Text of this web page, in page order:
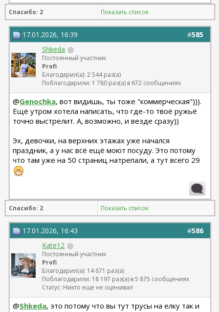
Спасибо: 2 Показать список
#585
17.01.2026, 16:39
Shkeda
Постоянный участник
Profi
Благодарил(а): 2 544 раз(а)
Поблагодарили: 1 780 раз(а) в 672 сообщениях
@Genochka, вот видишь, ты тоже "коммерческая"))).
Ещё утром хотела написать, что где-то твоё ружьё
точно выстрелит. А, возможно, и везде сразу))
Эх, девочки, на верхних этажах уже начался
праздник, а у нас всё ещё моют посуду. Это потому
что там уже на 50 страниц натрепали, а тут всего 29
Спасибо: 2 Показать список
#586
17.01.2026, 16:43
Kate12
Постоянный участник
Profi
Благодарил(а): 14 671 раз(а)
Поблагодарили: 18 197 раз(а) в 5 875 сообщениях
Статус: Никто еще не оценивал
@Shkeda, это потому что вы тут трусы на елку так и